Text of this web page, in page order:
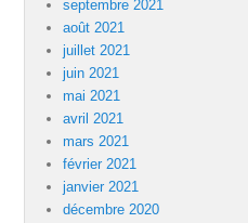
septembre 2021
août 2021
juillet 2021
juin 2021
mai 2021
avril 2021
mars 2021
février 2021
janvier 2021
décembre 2020